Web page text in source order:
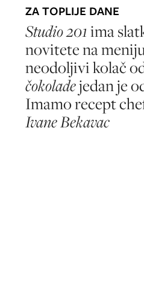
ZA TOPLIJE DANE
Studio 201 ima
novitete na
neodoljivi kolač
čokoladejedan je
Imamo recept
Ivane Bekavac